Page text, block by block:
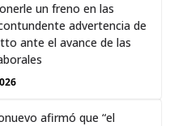
un freno en las
advertencia de
ante el avance de las
afirmó que “el